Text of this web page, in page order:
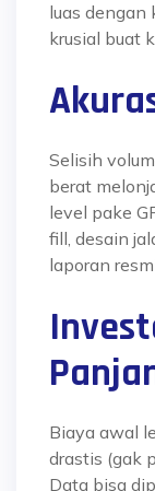
luas dengan
krusial buat
Selisih
berat
level pake
fill, desain
laporan
Biaya awal
drastis (gak
Data bisa